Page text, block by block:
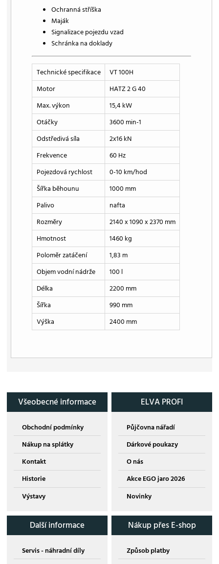
Ochranná stříška
Maják
Signalizace pojezdu vzad
Schránka na doklady
Technické specifikace
VT 100H
Motor
HATZ 2 G 40
Max. výkon
15,4 kW
Otáčky
3600 min-1
Odstředivá síla
2x16 kN
Frekvence
60 Hz
Pojezdová rychlost
0-10 km/hod
Šířka běhounu
1000 mm
Palivo
nafta
Rozměry
2140 x 1090 x 2370 mm
Hmotnost
1460 kg
Poloměr zatáčení
1,83 m
Objem vodní nádrže
100 l
Délka
2200 mm
Šířka
990 mm
Výška
2400 mm
Všeobecné informace
Obchodní podmínky
Nákup na splátky
Kontakt
Historie
Výstavy
ELVA PROFI
Půjčovna nářadí
Dárkové poukazy
O nás
Akce EGO jaro 2026
Novinky
Další informace
Servis - náhradní díly
Nákup přes E-shop
Způsob platby